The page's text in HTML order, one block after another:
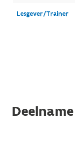
Lesgever/Trainer